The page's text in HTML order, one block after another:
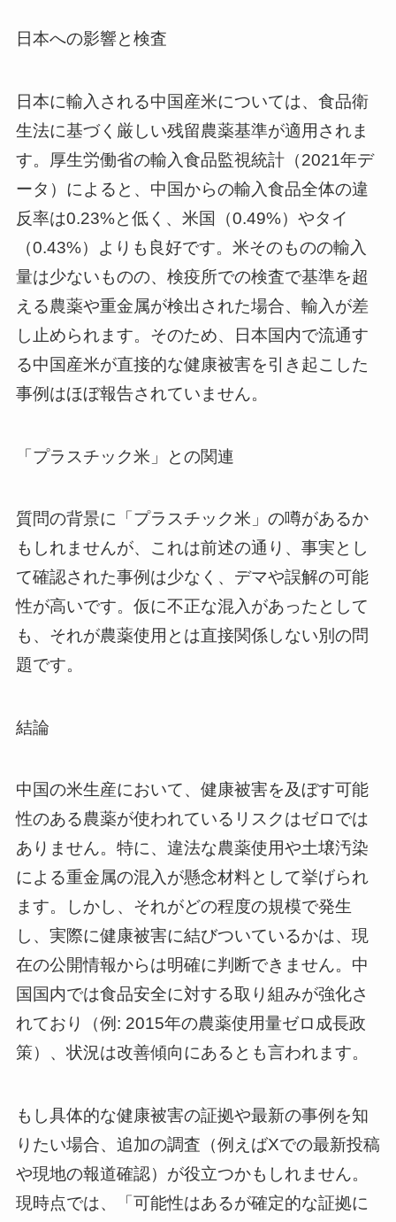
日本への影響と検査
日本に輸入される中国産米については、食品衛
生法に基づく厳しい残留農薬基準が適用されま
す。厚生労働省の輸入食品監視統計（2021年デ
ータ）によると、中国からの輸入食品全体の違
反率は0.23%と低く、米国（0.49%）やタイ
（0.43%）よりも良好です。米そのものの輸入
量は少ないものの、検疫所での検査で基準を超
える農薬や重金属が検出された場合、輸入が差
し止められます。そのため、日本国内で流通す
る中国産米が直接的な健康被害を引き起こした
事例はほぼ報告されていません。
「プラスチック米」との関連
質問の背景に「プラスチック米」の噂があるか
もしれませんが、これは前述の通り、事実とし
て確認された事例は少なく、デマや誤解の可能
性が高いです。仮に不正な混入があったとして
も、それが農薬使用とは直接関係しない別の問
題です。
結論
中国の米生産において、健康被害を及ぼす可能
性のある農薬が使われているリスクはゼロでは
ありません。特に、違法な農薬使用や土壌汚染
による重金属の混入が懸念材料として挙げられ
ます。しかし、それがどの程度の規模で発生
し、実際に健康被害に結びついているかは、現
在の公開情報からは明確に判断できません。中
国国内では食品安全に対する取り組みが強化さ
れており（例: 2015年の農薬使用量ゼロ成長政
策）、状況は改善傾向にあるとも言われます。
もし具体的な健康被害の証拠や最新の事例を知
りたい場合、追加の調査（例えばXでの最新投稿
や現地の報道確認）が役立つかもしれません。
現時点では、「可能性はあるが確定的な証拠に